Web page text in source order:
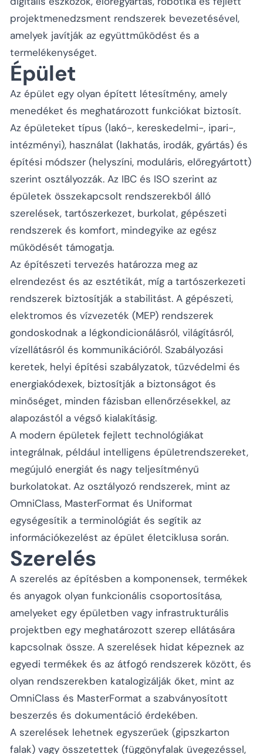
projektmenedzsment rendszerek bevezetésével,
amelyek javítják az együttműködést és a
termelékenységet.
Épület
Az épület egy olyan épített létesítmény, amely
menedéket és meghatározott funkciókat biztosít.
Az épületeket típus (lakó-, kereskedelmi-, ipari-,
intézményi), használat (lakhatás, irodák, gyártás) és
építési módszer (helyszíni, moduláris, előregyártott)
szerint osztályozzák. Az IBC és ISO szerint az
épületek összekapcsolt rendszerekből álló
szerelések, tartószerkezet, burkolat, gépészeti
rendszerek és komfort, mindegyike az egész
működését támogatja.
Az építészeti tervezés határozza meg az
elrendezést és az esztétikát, míg a tartószerkezeti
rendszerek biztosítják a stabilitást. A gépészeti,
elektromos és vízvezeték (MEP) rendszerek
gondoskodnak a légkondicionálásról, világításról,
vízellátásról és kommunikációról. Szabályozási
keretek, helyi építési szabályzatok, tűzvédelmi és
energiakódexek, biztosítják a biztonságot és
minőséget, minden fázisban ellenőrzésekkel, az
alapozástól a végső kialakításig.
A modern épületek fejlett technológiákat
integrálnak, például intelligens épületrendszereket,
megújuló energiát és nagy teljesítményű
burkolatokat. Az osztályozó rendszerek, mint az
OmniClass, MasterFormat és Uniformat
egységesítik a terminológiát és segítik az
információkezelést az épület életciklusa során.
Szerelés
A szerelés az építésben a komponensek, termékek
és anyagok olyan funkcionális csoportosítása,
amelyeket egy épületben vagy infrastrukturális
projektben egy meghatározott szerep ellátására
kapcsolnak össze. A szerelések hidat képeznek az
egyedi termékek és az átfogó rendszerek között, és
olyan rendszerekben katalogizálják őket, mint az
OmniClass és MasterFormat a szabványosított
beszerzés és dokumentáció érdekében.
A szerelések lehetnek egyszerűek (gipszkarton
falak) vagy összetettek (függönyfalak üvegezéssel,